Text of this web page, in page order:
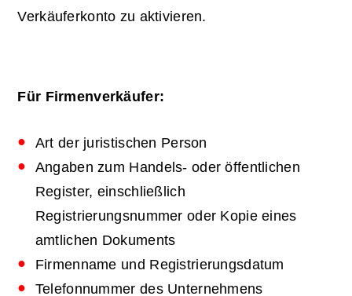
Verkäuferkonto zu aktivieren.
Für Firmenverkäufer:
Art der juristischen Person
Angaben zum Handels- oder öffentlichen
Register, einschließlich
Registrierungsnummer oder Kopie eines
amtlichen Dokuments
Firmenname und Registrierungsdatum
Telefonnummer des Unternehmens